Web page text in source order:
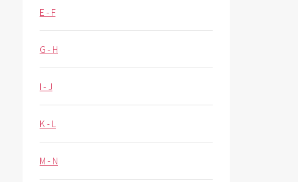
E - F
G - H
I - J
K - L
M - N